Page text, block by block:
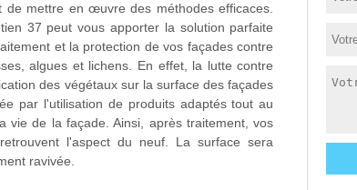
de mettre en œuvre des méthodes efficaces.
37 peut vous apporter la solution parfaite
et la protection de vos façades contre
algues et lichens. En effet, la lutte contre
des végétaux sur la surface des façades
par l'utilisation de produits adaptés tout au
vie de la façade. Ainsi, après traitement, vos
l'aspect du neuf. La surface sera
ravivée.